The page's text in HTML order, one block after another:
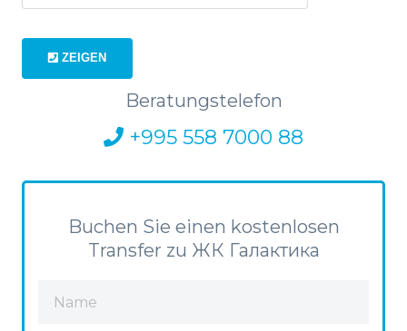
ZEIGEN
Beratungstelefon
+995 558 7000 88
Buchen Sie einen kostenlosen
Transfer zu ЖК Галактика